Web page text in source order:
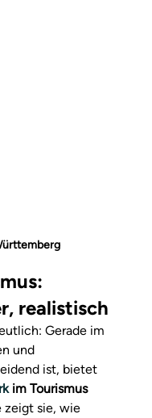
realistisch
Gerade im
und
ist, bietet
im Tourismus
zeigt sie, wie